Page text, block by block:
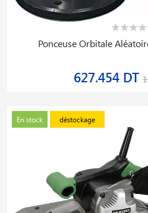
Ponceuse Orbitale
627.454 DT
En stock déstockage